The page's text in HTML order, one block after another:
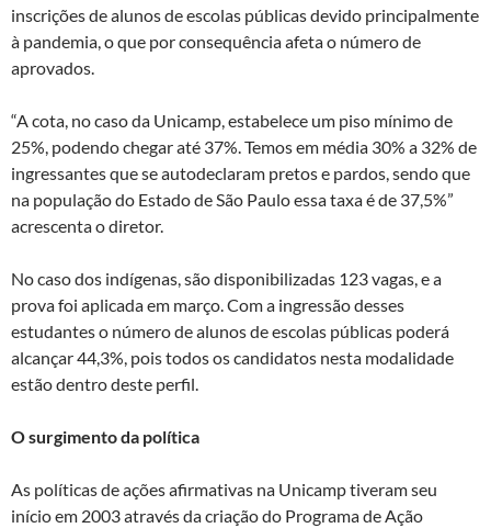
inscrições de alunos de escolas públicas devido principalmente
à pandemia, o que por consequência afeta o número de
aprovados.
“A cota, no caso da Unicamp, estabelece um piso mínimo de
25%, podendo chegar até 37%. Temos em média 30% a 32% de
ingressantes que se autodeclaram pretos e pardos, sendo que
na população do Estado de São Paulo essa taxa é de 37,5%”
acrescenta o diretor.
No caso dos indígenas, são disponibilizadas 123 vagas, e a
prova foi aplicada em março. Com a ingressão desses
estudantes o número de alunos de escolas públicas poderá
alcançar 44,3%, pois todos os candidatos nesta modalidade
estão dentro deste perfil.
O surgimento da política
As políticas de ações afirmativas na Unicamp tiveram seu
início em 2003 através da criação do Programa de Ação